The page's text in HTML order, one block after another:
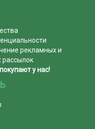
рекламных и
у нас!